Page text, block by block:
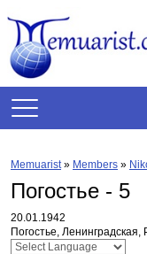
Memuarist» Members »
Погостье - 5
20.01.1942
Погостье, Ленинградская,